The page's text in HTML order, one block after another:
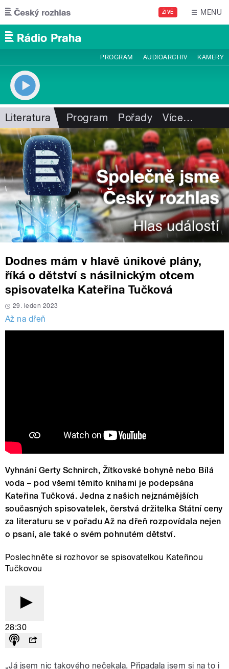
Přejít k hlavnímu obsahu
ŽIVĚ MENU
PROGRAM AUDIOARCHIV KAMERY
Literatura Program Pořady Více…
Dodnes mám v hlavě únikové plány,
říká o dětství s násilnickým otcem
spisovatelka Kateřina Tučková
29. leden 2023
Až na dřeň
Vyhnání Gerty Schnirch, Žítkovské bohyně nebo Bílá
voda – pod všemi těmito knihami je podepsána
Kateřina Tučková. Jedna z našich nejznámějších
současných spisovatelek, čerstvá držitelka Státní ceny
za literaturu se v pořadu Až na dřeň rozpovídala nejen
o psaní, ale také o svém pohnutém dětství.
Poslechněte si rozhovor se spisovatelkou Kateřinou
Tučkovou
28:30
„Já jsem nic takového nečekala. Připadala jsem si na to i